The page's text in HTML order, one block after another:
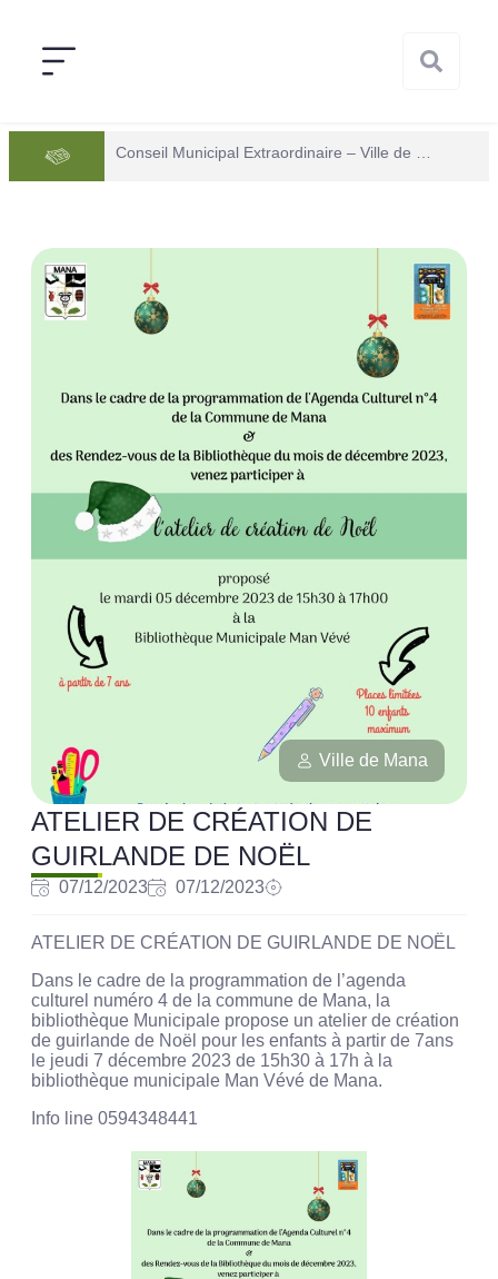
Ville de Mana
ATELIER DE CRÉATION DE
GUIRLANDE DE NOËL
07/12/2023 07/12/2023
ATELIER DE CRÉATION DE GUIRLANDE DE NOËL
Dans le cadre de la programmation de l’agenda
culturel numéro 4 de la commune de Mana, la
bibliothèque Municipale propose un atelier de création
de guirlande de Noël pour les enfants à partir de 7ans
le jeudi 7 décembre 2023 de 15h30 à 17h à la
bibliothèque municipale Man Vévé de Mana.
Info line 0594348441